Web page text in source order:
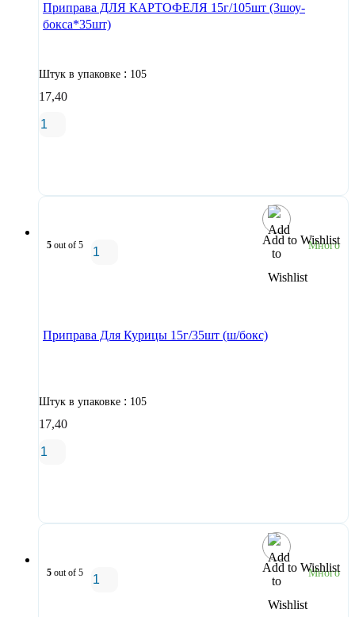
Приправа ДЛЯ КАРТОФЕЛЯ 15г/105шт (3шоу-
бокса*35шт)
Штук в упаковке : 105
17,40
Add to Wishlist
5 out of 5 Много
Приправа Для Курицы 15г/35шт (ш/бокс)
Штук в упаковке : 105
17,40
Add to Wishlist
5 out of 5 Много